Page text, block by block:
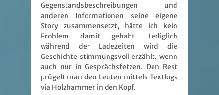
Gegenstandsbeschreibungen und
anderen Informationen seine eigene
Story zusammensetzt, hätte ich kein
Problem damit gehabt. Lediglich
während der Ladezeiten wird die
Geschichte stimmungsvoll erzählt, wenn
auch nur in Gesprächsfetzen. Den Rest
prügelt man den Leuten mittels Textlogs
via Holzhammer in den Kopf.